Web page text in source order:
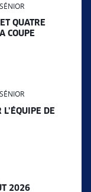
QUATRE
COUPE
L’ÉQUIPE DE
2026